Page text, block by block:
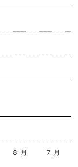
8 月 7 月